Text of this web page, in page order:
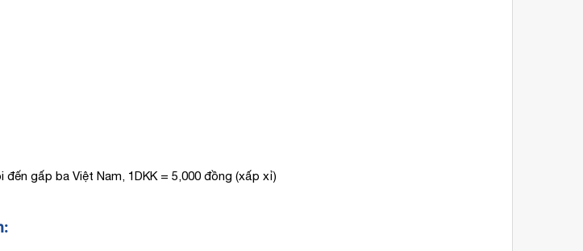
gấp ba Việt Nam, 1DKK = 5,000 đồng (xấp xỉ)